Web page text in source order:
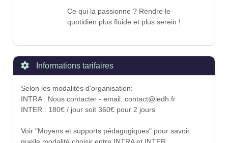
Ce qui la passionne ? Rendre le
quotidien plus fluide et plus serein !
Informations tarifaires
Selon les modalités d'organisation:
INTRA : Nous contacter - email: contact@iedh.fr
INTER : 180€ / jour soit 360€ pour 2 jours
Voir "Moyens et supports pédagogiques" pour savoir